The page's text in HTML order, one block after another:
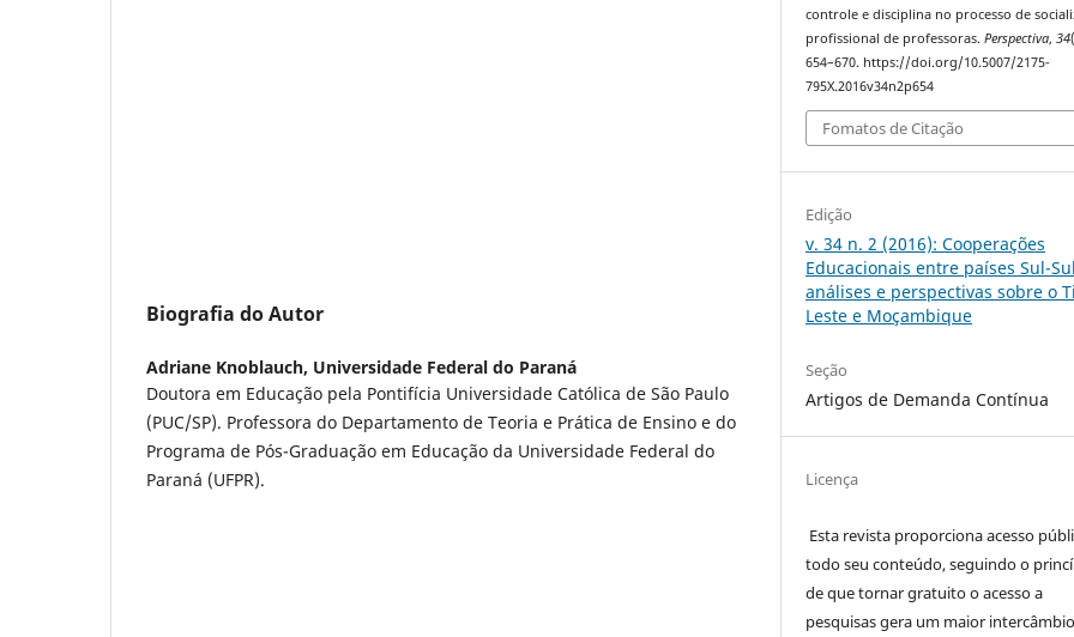
Biografia do Autor
Adriane Knoblauch, Universidade Federal do Paraná
Doutora em Educação pela Pontifícia Universidade Católica de São Paulo
(PUC/SP). Professora do Departamento de Teoria e Prática de Ensino e do
Programa de Pós-Graduação em Educação da Universidade Federal do
Paraná (UFPR).
controle e disciplina no processo de
profissional de professoras.Perspectiva,34
654–670. https://doi.org/10.5007/2175-
795X.2016v34n2p654
Fomatos de Citação
Edição
v. 34 n. 2 (2016): Cooperações
Educacionais entre países Sul-
análises e perspectivas sobre o
Leste e Moçambique
Seção
Artigos de Demanda Contínua
Licença
Esta revista proporciona acesso
todo seu conteúdo, seguindo o
de que tornar gratuito o acesso a
pesquisas gera um maior intercâmbio